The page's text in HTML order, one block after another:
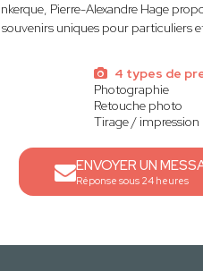
Pierre-Alexandre Hage
uniques pour particuliers
4 types de
Photographie
Retouche photo
Tirage /
ENVOYER UN
Réponse sous 24 heures